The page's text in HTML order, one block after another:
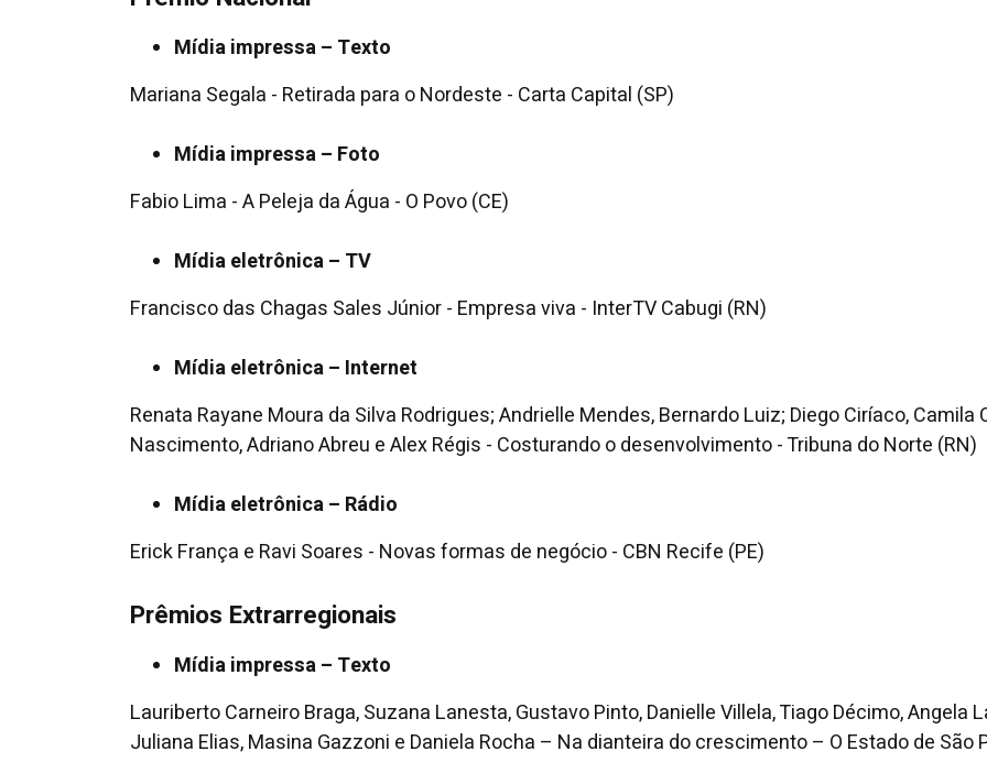
Mídia impressa – Texto
Mariana Segala - Retirada para o Nordeste - Carta Capital (SP)
Mídia impressa – Foto
Fabio Lima - A Peleja da Água - O Povo (CE)
Mídia eletrônica – TV
Francisco das Chagas Sales Júnior - Empresa viva - InterTV Cabugi (RN)
Mídia eletrônica – Internet
Renata Rayane Moura da Silva Rodrigues; Andrielle Mendes, Bernardo Luiz; Diego Ciríaco,
Nascimento, Adriano Abreu e Alex Régis - Costurando o desenvolvimento - Tribuna do Norte (RN)
Mídia eletrônica – Rádio
Erick França e Ravi Soares - Novas formas de negócio - CBN Recife (PE)
Prêmios Extrarregionais
Mídia impressa – Texto
Lauriberto Carneiro Braga, Suzana Lanesta, Gustavo Pinto, Danielle Villela, Tiago Décimo, Angela
Juliana Elias, Masina Gazzoni e Daniela Rocha – Na dianteira do crescimento – O Estado de São